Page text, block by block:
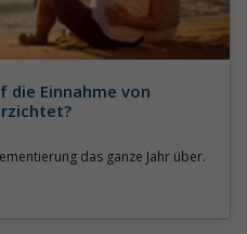
die Einnahme von
das ganze Jahr über.